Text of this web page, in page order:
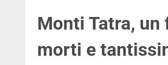
Monti Tatra,
morti e